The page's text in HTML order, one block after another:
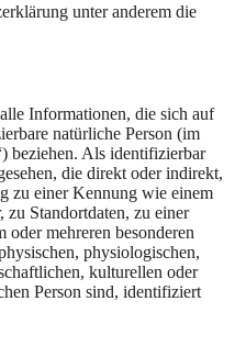
unter anderem die
Informationen, die sich auf
natürliche Person (im
beziehen. Als identifizierbar
die direkt oder indirekt,
zu einer Kennung wie einem
Standortdaten, zu einer
mehreren besonderen
physiologischen,
kulturellen oder
Person sind, identifiziert